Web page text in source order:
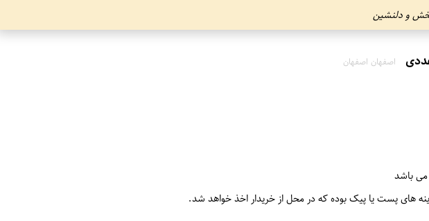
و دلنشین
اصفهان اصفهان
می باشد
های پست یا پیک بوده که در محل از خریدار اخذ خواهد شد.